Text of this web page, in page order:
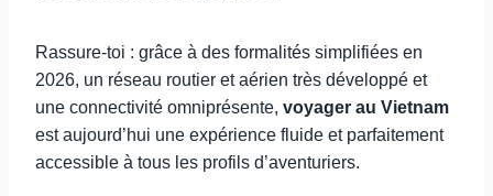
Rassure-toi : grâce à des formalités simplifiées en
2026, un réseau routier et aérien très développé et
une connectivité omniprésente, voyager au Vietnam
est aujourd’hui une expérience fluide et parfaitement
accessible à tous les profils d’aventuriers.